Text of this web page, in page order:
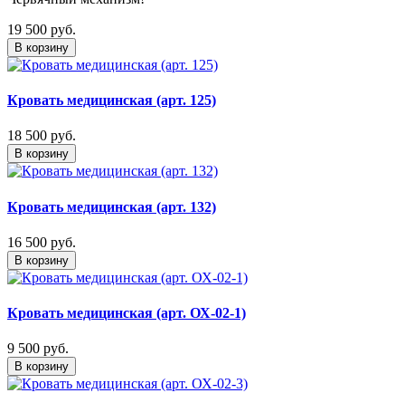
19 500 руб.
В корзину
Кровать медицинская (арт. 125)
18 500 руб.
В корзину
Кровать медицинская (арт. 132)
16 500 руб.
В корзину
Кровать медицинская (арт. ОХ-02-1)
9 500 руб.
В корзину